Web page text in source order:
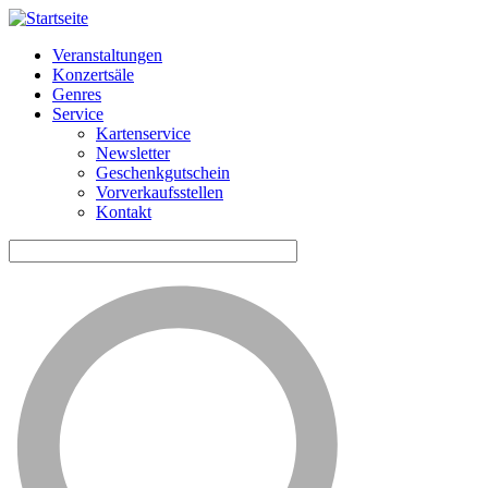
Horizontale
Navigation
Veranstaltungen
Konzertsäle
Genres
Service
Kartenservice
Newsletter
Geschenkgutschein
Vorverkaufsstellen
Kontakt